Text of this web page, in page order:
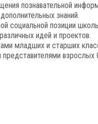
познавательной
знаний.
социальной позиции
идей и проектов.
младших и старших
представителями